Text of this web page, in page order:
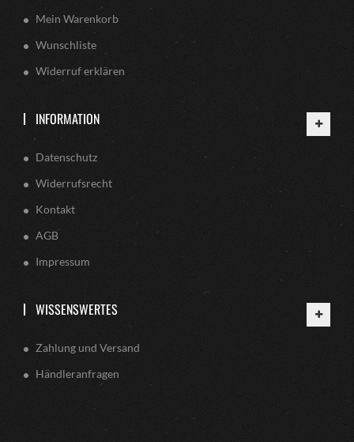
Mein Warenkorb
Wunschliste
Widerruf erklären
INFORMATION
Datenschutz
Widerrufsrecht
Kontakt
AGB
Impressum
WISSENSWERTES
Zahlung und Versand
Händleranfragen